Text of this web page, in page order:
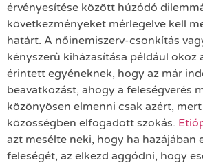
érvényesítése között húzódó
következményeket mérlegelve kell
határt. A nőinemiszerv-csonkítás
kényszerű kiházasítása például okoz
érintett egyéneknek, hogy az már
beavatkozást, ahogy a feleségverés
közönyösen elmenni csak azért,
közösségben elfogadott szokás.
azt mesélte neki, hogy ha hazájában
feleségét, az elkezd aggódni, hogy